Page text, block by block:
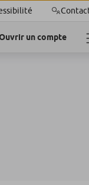
un compte